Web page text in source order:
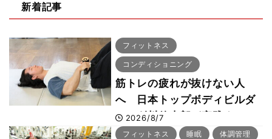
新着記事
フィットネス
コンディショニング
筋トレの疲れが抜けない人
へ 日本トップボディビルダ
ー・刈川啓志郎が実践する
「回復習慣」
2026/8/7
フィットネス 睡眠 体調管理